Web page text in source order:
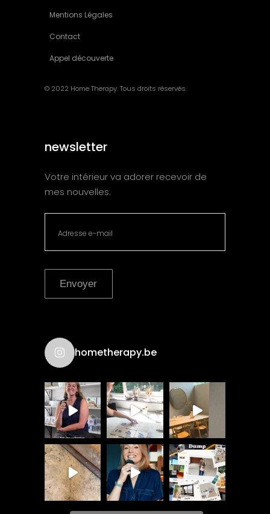
Mentions Légales
Contact
Appel découverte
© 2022 Home Therapy. Tous droits réservés.
newsletter
Votre intérieur va adorer recevoir de
mes nouvelles.
Envoyer
hometherapy.be